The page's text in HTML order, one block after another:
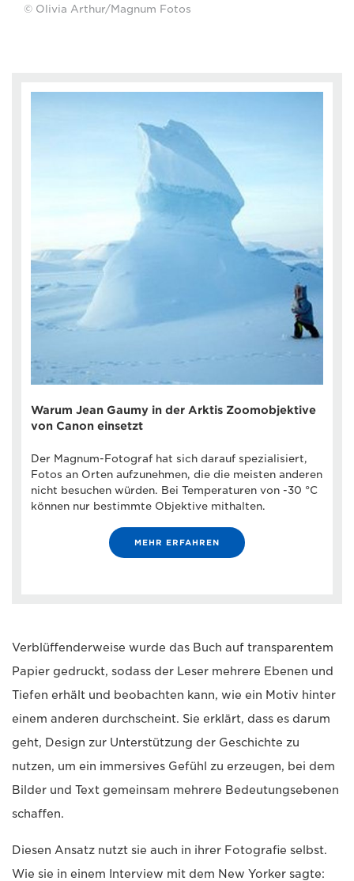
© Olivia Arthur/Magnum Fotos
Warum Jean Gaumy in der Arktis Zoomobjektive
von Canon einsetzt
Der Magnum-Fotograf hat sich darauf spezialisiert,
Fotos an Orten aufzunehmen, die die meisten anderen
nicht besuchen würden. Bei Temperaturen von -30 °C
können nur bestimmte Objektive mithalten.
MEHR ERFAHREN
Verblüffenderweise wurde das Buch auf transparentem
Papier gedruckt, sodass der Leser mehrere Ebenen und
Tiefen erhält und beobachten kann, wie ein Motiv hinter
einem anderen durchscheint. Sie erklärt, dass es darum
geht, Design zur Unterstützung der Geschichte zu
nutzen, um ein immersives Gefühl zu erzeugen, bei dem
Bilder und Text gemeinsam mehrere Bedeutungsebenen
schaffen.
Diesen Ansatz nutzt sie auch in ihrer Fotografie selbst.
Wie sie in einem Interview mit dem New Yorker sagte: